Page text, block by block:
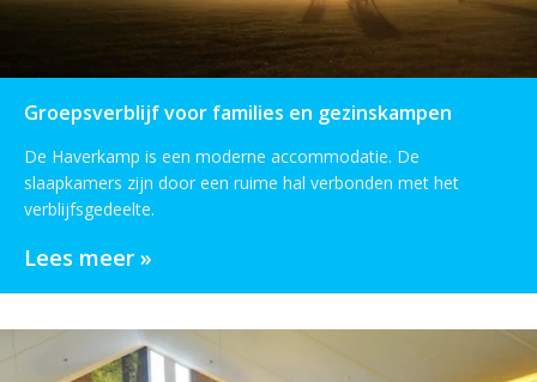
Groepsverblijf voor families en gezinskampen
De Haverkamp is een moderne accommodatie. De
slaapkamers zijn door een ruime hal verbonden met het
verblijfsgedeelte.
Lees meer »